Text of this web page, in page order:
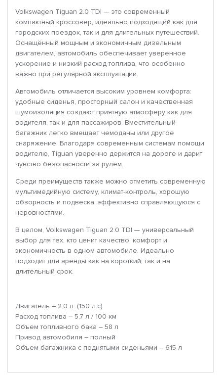
Volkswagen Tiguan 2.0 TDI — это современный
компактный кроссовер, идеально подходящий как для
городских поездок, так и для длительных путешествий.
Оснащённый мощным и экономичным дизельным
двигателем, автомобиль обеспечивает уверенное
ускорение и низкий расход топлива, что особенно
важно при регулярной эксплуатации.
Автомобиль отличается высоким уровнем комфорта:
удобные сиденья, просторный салон и качественная
шумоизоляция создают приятную атмосферу как для
водителя, так и для пассажиров. Вместительный
багажник легко вмещает чемоданы или другое
снаряжение. Благодаря современным системам помощи
водителю, Tiguan уверенно держится на дороге и дарит
чувство безопасности за рулём.
Среди преимуществ также можно отметить современную
мультимедийную систему, климат-контроль, хорошую
обзорность и подвеска, эффективно справляющуюся с
неровностями.
В целом, Volkswagen Tiguan 2.0 TDI — универсальный
выбор для тех, кто ценит качество, комфорт и
экономичность в одном автомобиле. Идеально
подходит для аренды как на короткий, так и на
длительный срок.
Двигатель – 2.0 л. (150 л.с)
Расход топлива – 5,7 л / 100 км
Объем топливного бака – 58 л
Привод автомобиля – полный
Объем багажника с поднятыми сиденьями – 615 л